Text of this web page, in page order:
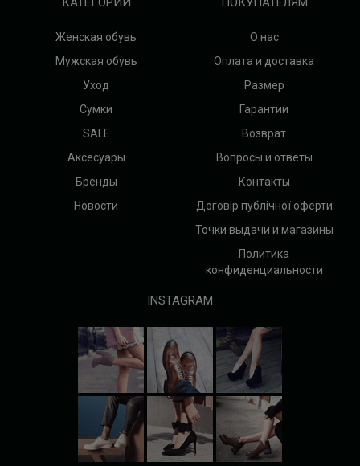
Женская обувь
Мужская обувь
Уход
Сумки
SALE
Аксесуары
Бренды
Новости
О нас
Оплата и доставка
Размер
Гарантии
Возврат
Вопросы и ответы
Контакты
Договір публічної оферти
Точки выдачи и магазины
Политика
конфиденциальности
INSTAGRAM